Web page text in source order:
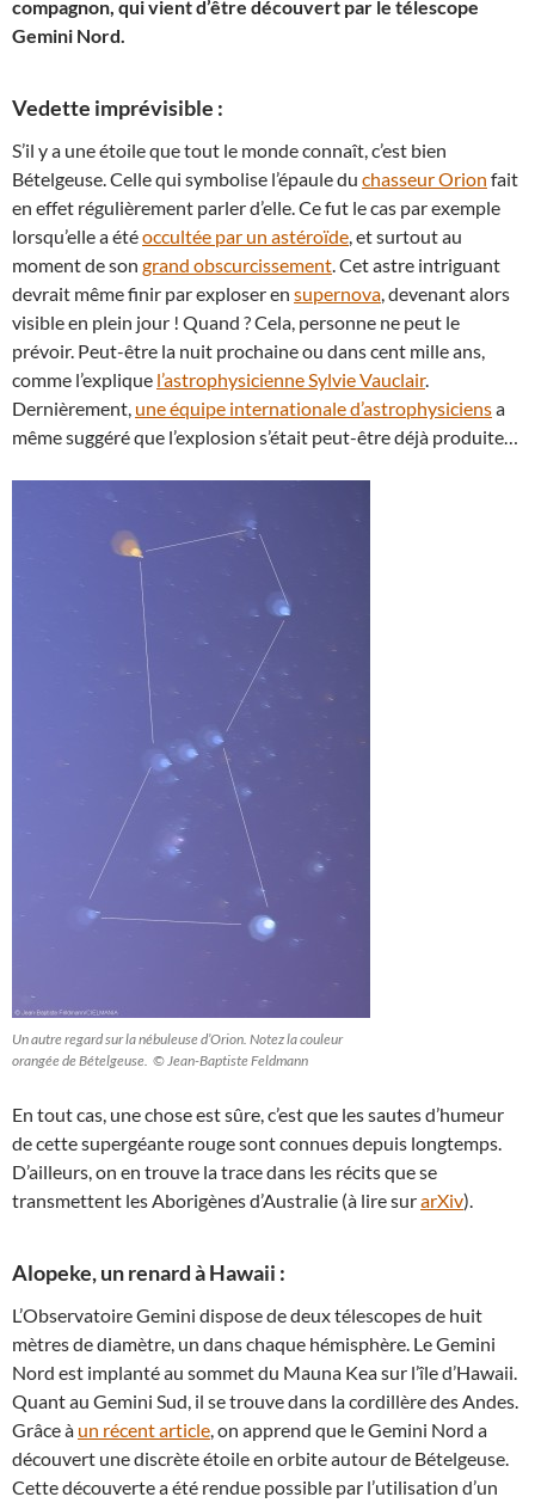
compagnon, qui vient d’être découvert par le télescope
Gemini Nord.
Vedette imprévisible :
S’il y a une étoile que tout le monde connaît, c’est bien
Bételgeuse. Celle qui symbolise l’épaule du chasseur Orion fait
en effet régulièrement parler d’elle. Ce fut le cas par exemple
lorsqu’elle a étéoccultée par un astéroïde, et surtout au
moment de son grand obscurcissement. Cet astre intriguant
devrait même finir par exploser en supernova, devenant alors
visible en plein jour ! Quand ? Cela, personne ne peut le
prévoir. Peut-être la nuit prochaine ou dans cent mille ans,
comme l’explique l’astrophysicienne Sylvie Vauclair.
Dernièrement, une équipe internationale d’astrophysiciensa
même suggéré que l’explosion s’était peut-être déjà produite…
Un autre regard sur la nébuleuse d’Orion. Notez la couleur
orangée de Bételgeuse. © Jean-Baptiste Feldmann
En tout cas, une chose est sûre, c’est que les sautes d’humeur
de cette supergéante rouge sont connues depuis longtemps.
D’ailleurs, on en trouve la trace dans les récits que se
transmettent les Aborigènes d’Australie (à lire surarXiv).
Alopeke, un renard à Hawaii :
L’Observatoire Gemini dispose de deux télescopes de huit
mètres de diamètre, un dans chaque hémisphère. Le Gemini
Nord est implanté au sommet du Mauna Kea sur l’île d’Hawaii.
Quant au Gemini Sud, il se trouve dans la cordillère des Andes.
Grâce à un récent article, on apprend que le Gemini Nord a
découvert une discrète étoile en orbite autour de Bételgeuse.
Cette découverte a été rendue possible par l’utilisation d’un